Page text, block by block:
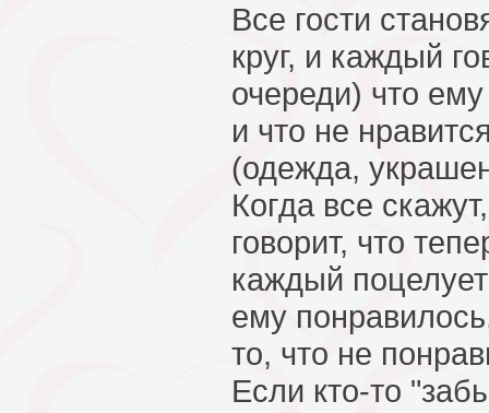
Все гости
круг, и каждый
очереди) что
и что не
(одежда,
Когда все
говорит, что
каждый
ему
то, что не
Если кто-то